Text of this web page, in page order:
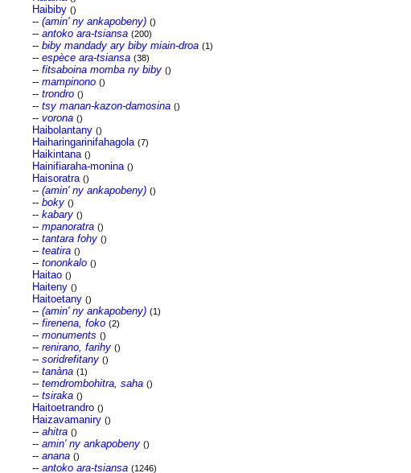
Haibiby ()
-- (amin' ny ankapobeny) ()
-- antoko ara-tsiansa (200)
-- biby mandady ary biby miain-droa (1)
-- espèce ara-tsiansa (38)
-- fitsaboina momba ny biby ()
-- mampinono ()
-- trondro ()
-- tsy manan-kazon-damosina ()
-- vorona ()
Haibolantany ()
Haiharingarinifahagola (7)
Haikintana ()
Hainifiaraha-monina ()
Haisoratra ()
-- (amin' ny ankapobeny) ()
-- boky ()
-- kabary ()
-- mpanoratra ()
-- tantara fohy ()
-- teatira ()
-- tononkalo ()
Haitao ()
Haiteny ()
Haitoetany ()
-- (amin' ny ankapobeny) (1)
-- firenena, foko (2)
-- monuments ()
-- renirano, farihy ()
-- soridrefitany ()
-- tanàna (1)
-- temdrombohitra, saha ()
-- tsiraka ()
Haitoetrandro ()
Haizavamaniry ()
-- ahitra ()
-- amin' ny ankapobeny ()
-- anana ()
-- antoko ara-tsiansa (1246)